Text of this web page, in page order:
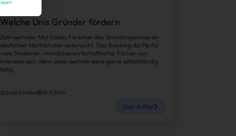
Welche Unis Gründer fördern
Zum sechsten Mal haben Forscher das Gründungsklima an
deutschen Hochschulen untersucht. Das Ranking dürfte für
viele Studenten immobilienwirtschaftlicher Fächer von
Interesse sein, denn jeder sechste wäre gerne selbstständig
tätig.
Sonja Smalian 30.11.2024
Zum Artikel